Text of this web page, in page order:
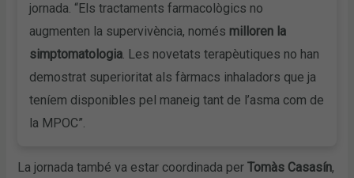
jornada. “Els tractaments farmacològics no
augmenten la supervivència, només milloren la
simptomatologia. Les novetats terapèutiques no han
demostrat superioritat als fàrmacs inhaladors que ja
teníem disponibles pel maneig tant de l’asma com de
la MPOC”.
La jornada també va estar coordinada perTomàs Casasín,